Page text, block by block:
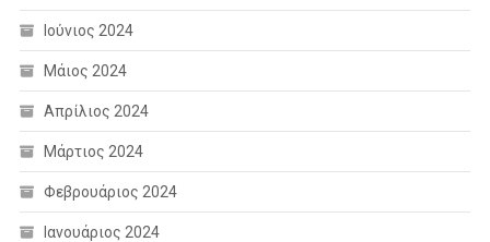
Ιούνιος 2024
Μάιος 2024
Απρίλιος 2024
Μάρτιος 2024
Φεβρουάριος 2024
Ιανουάριος 2024